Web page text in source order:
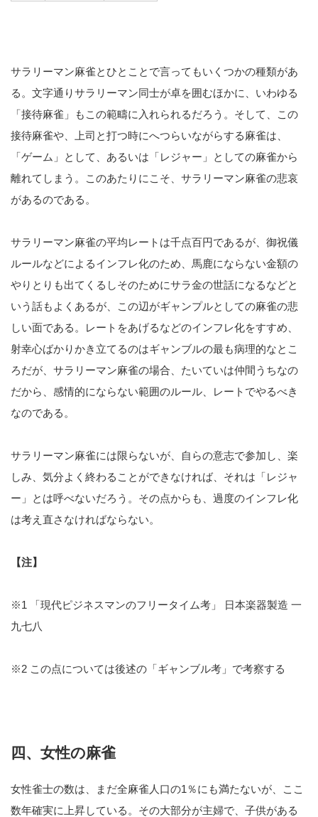
サラリーマン麻雀とひとことで言ってもいくつかの種類があ
る。文字通りサラリーマン同士が卓を囲むほかに、いわゆる
「接待麻雀」もこの範疇に入れられるだろう。そして、この
接待麻雀や、上司と打つ時にへつらいながらする麻雀は、
「ゲーム」として、あるいは「レジャー」としての麻雀から
離れてしまう。このあたりにこそ、サラリーマン麻雀の悲哀
があるのである。
サラリーマン麻雀の平均レートは千点百円であるが、御祝儀
ルールなどによるインフレ化のため、馬鹿にならない金額の
やりとりも出てくるしそのためにサラ金の世話になるなどと
いう話もよくあるが、この辺がギャンプルとしての麻雀の悲
しい面である。レートをあげるなどのインフレ化をすすめ、
射幸心ばかりかき立てるのはギャンブルの最も病理的なとこ
ろだが、サラリーマン麻雀の場合、たいていは仲間うちなの
だから、感情的にならない範囲のルール、レートでやるべき
なのである。
サラリーマン麻雀には限らないが、自らの意志で参加し、楽
しみ、気分よく終わることができなければ、それは「レジャ
ー」とは呼べないだろう。その点からも、過度のインフレ化
は考え直さなければならない。
【注】
※1 「現代ピジネスマンのフリータイム考」 日本楽器製造 一
九七八
※2 この点については後述の「ギャンブル考」で考察する
四、女性の麻雀
女性雀士の数は、まだ全麻雀人口の1％にも満たないが、ここ
数年確実に上昇している。その大部分が主婦で、子供がある